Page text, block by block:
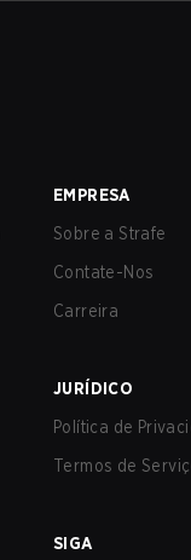
EMPRESA
Sobre a Strafe
Contate-Nos
Carreira
JURÍDICO
Política de
Termos de
SIGA